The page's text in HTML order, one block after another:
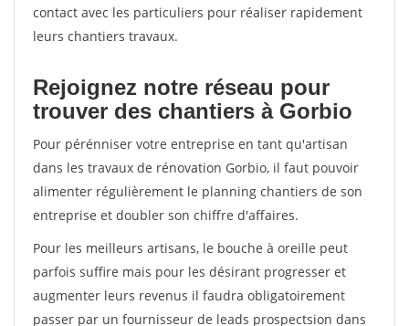
contact avec les particuliers pour réaliser rapidement
leurs chantiers travaux.
Rejoignez notre réseau pour
trouver des chantiers à Gorbio
Pour pérénniser votre entreprise en tant qu'artisan
dans les travaux de rénovation Gorbio, il faut pouvoir
alimenter régulièrement le planning chantiers de son
entreprise et doubler son chiffre d'affaires.
Pour les meilleurs artisans, le bouche à oreille peut
parfois suffire mais pour les désirant progresser et
augmenter leurs revenus il faudra obligatoirement
passer par un fournisseur de leads prospectsion dans